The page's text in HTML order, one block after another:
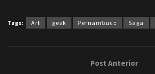
Tags: Art geek Pernambuco Saga
Post Anterior